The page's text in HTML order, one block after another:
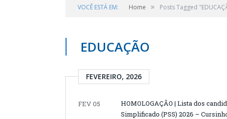
VOCÊ ESTÁ EM: Home » Posts Tagged
EDUCAÇÃO
FEVEREIRO, 2026
FEV 05
HOMOLOGAÇÃO | Lista dos
Simplificado (PSS) 2026 –